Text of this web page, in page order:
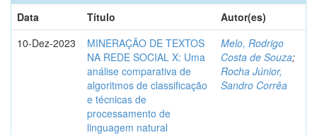
Data
Título
Autor(es)
10-Dez-2023
MINERAÇÃO DE TEXTOS
NA REDE SOCIAL X: Uma
análise comparativa de
algoritmos de classificação
e técnicas de
processamento de
linguagem natural
Melo, Rodrigo
Costa de Souza;
Rocha Júnior,
Sandro Corrêa